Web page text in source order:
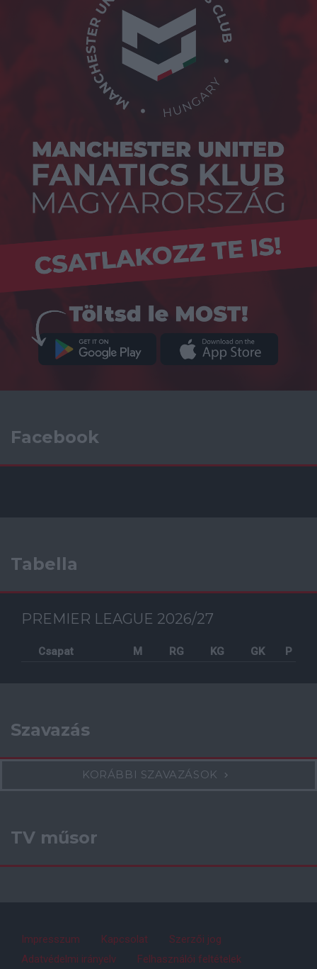
Facebook
Tabella
PREMIER LEAGUE 2026/27
Csapat M RG KG GK P
Szavazás
KORÁBBI SZAVAZÁSOK
TV műsor
Impresszum Kapcsolat
Szerzői jog
Adatvédelmi irányelv
Felhasználói feltételek